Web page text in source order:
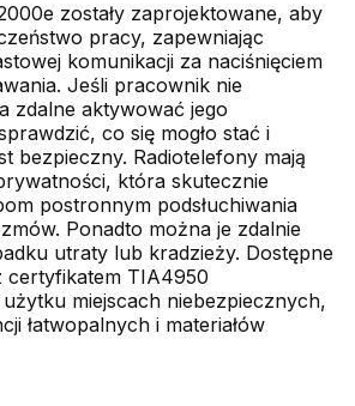
zostały zaprojektowane, aby
pracy, zapewniając
komunikacji za naciśnięciem
Jeśli pracownik nie
zdalne aktywować jego
co się mogło stać i
bezpieczny. Radiotelefony mają
która skutecznie
postronnym podsłuchiwania
Ponadto można je zdalnie
utraty lub kradzieży. Dostępne
certyfikatem TIA4950
miejscach niebezpiecznych,
łatwopalnych i materiałów